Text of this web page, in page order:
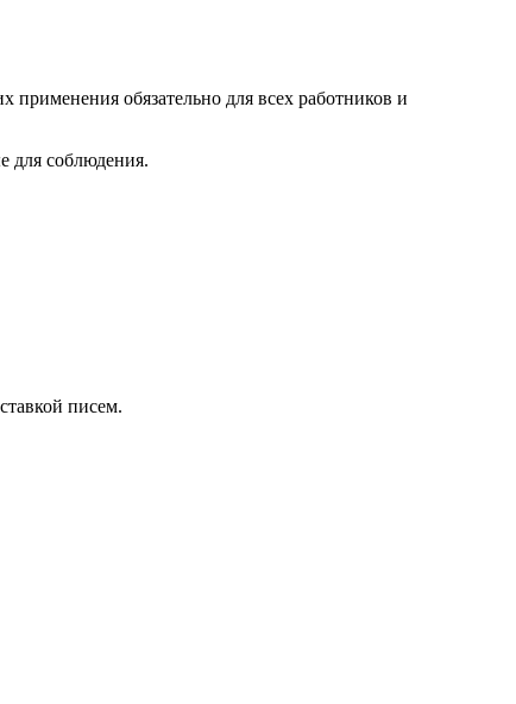
обязательно для всех работников и
для соблюдения.
писем.